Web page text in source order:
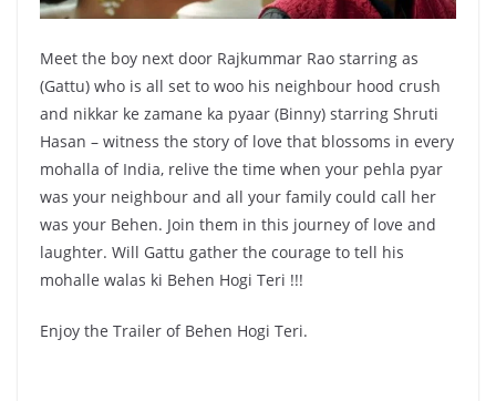
Meet the boy next door Rajkummar Rao starring as
(Gattu) who is all set to woo his neighbour hood crush
and nikkar ke zamane ka pyaar (Binny) starring Shruti
Hasan – witness the story of love that blossoms in every
mohalla of India, relive the time when your pehla pyar
was your neighbour and all your family could call her
was your Behen. Join them in this journey of love and
laughter. Will Gattu gather the courage to tell his
mohalle walas ki Behen Hogi Teri !!!
Enjoy the Trailer of Behen Hogi Teri.